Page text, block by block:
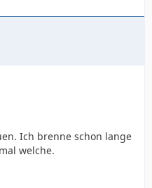
Ich brenne schon lange
welche.